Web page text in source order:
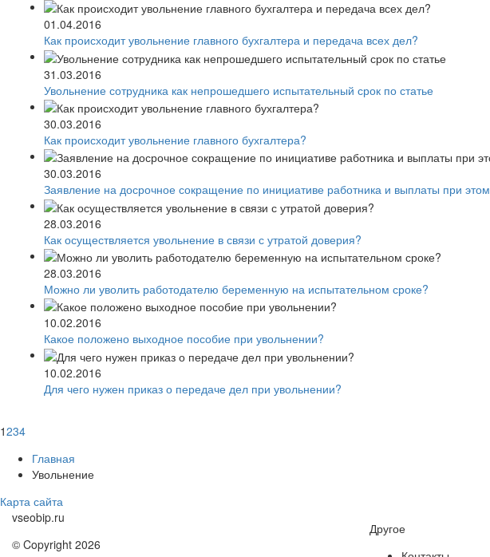
01.04.2016
Как происходит увольнение главного бухгалтера и передача всех дел?
31.03.2016
Увольнение сотрудника как непрошедшего испытательный срок по статье
30.03.2016
Как происходит увольнение главного бухгалтера?
30.03.2016
Заявление на досрочное сокращение по инициативе работника и выплаты при этом
28.03.2016
Как осуществляется увольнение в связи с утратой доверия?
28.03.2016
Можно ли уволить работодателю беременную на испытательном сроке?
10.02.2016
Какое положено выходное пособие при увольнении?
10.02.2016
Для чего нужен приказ о передаче дел при увольнении?
1234
Главная
Увольнение
Карта сайта
vseobip.ru
© Copyright 2026
Другое